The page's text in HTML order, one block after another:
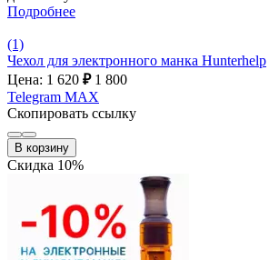
Подробнее
(1)
Чехол для электронного манка Hunterhelp
Цена: 1 620 ₽ 1 800
Telegram MAX
Скопировать ссылку
В корзину
Скидка 10%